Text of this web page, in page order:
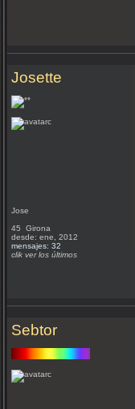
Josette
Jose
45 Girona
desde: ene, 2012
mensajes: 32
clik ver los últimos
Sebtor